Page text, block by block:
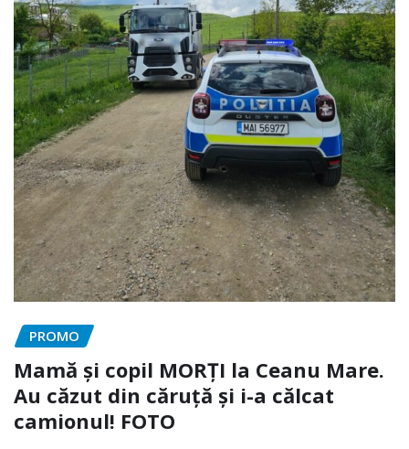
PROMO
Mamă și copil MORȚI la Ceanu Mare.
Au căzut din căruță și i-a călcat
camionul! FOTO